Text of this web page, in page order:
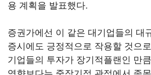
용 계획을 발표했다.
증권가에선 이 같은 대기업들의 대
증시에도 긍정적으로 작용할 것으
기업들의 투자가 장기적플랜인 만